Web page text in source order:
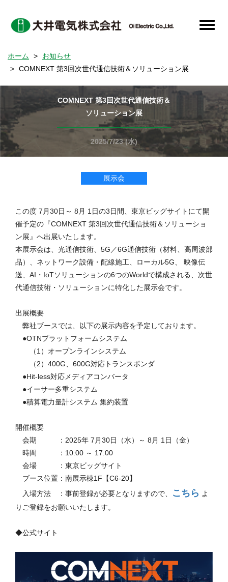
移
動
Toggle
ホーム
お知らせ
COMNEXT 第3回次世代通信技術＆ソリューション展
COMNEXT 第3回次世代通信技術＆
ソリューション展
2025/7/23 (水)
展示会
この度 7月30日～ 8月 1日の3日間、東京ビッグサイトにて開
催予定の『COMNEXT 第3回次世代通信技術＆ソリューショ
ン展』へ出展いたします。
本展示会は、光通信技術、5G／6G通信技術（材料、高周波部
品）、ネットワーク設備・配線施工、ローカル5G、 映像伝
送、AI・IoTソリューションの6つのWorldで構成される、次世
代通信技術・ソリューションに特化した展示会です。
出展概要
弊社ブースでは、以下の展示内容を予定しております。
●OTNプラットフォームシステム
（1）オープンラインシステム
（2）400G、600G対応トランスポンダ
●Hit-less対応メディアコンバータ
●イーサー多重システム
●積算電力量計システム 集約装置
開催概要
会期 ：2025年 7月30日（水）～ 8月 1日（金）
時間 ：10:00 ～ 17:00
会場 ：東京ビッグサイト
ブース位置：南展示棟1F【C6-20】
入場方法 ：事前登録が必要となりますので、
こちら よ
りご登録をお願いいたします。
◆公式サイト